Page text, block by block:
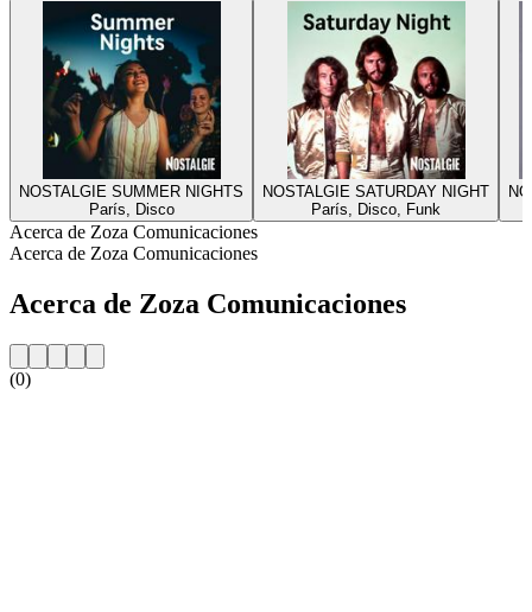
NOSTALGIE SUMMER NIGHTS
París, Disco
NOSTALGIE SATURDAY NIGHT
París, Disco, Funk
Acerca de Zoza Comunicaciones
Acerca de Zoza Comunicaciones
Acerca de Zoza Comunicaciones
(0)